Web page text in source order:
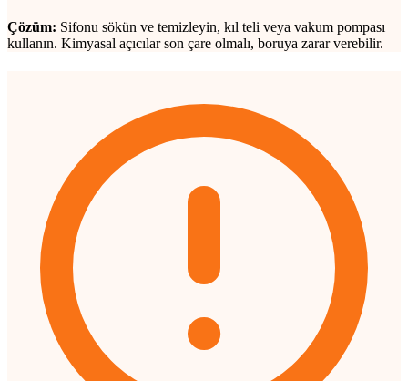
Çözüm: Sifonu sökün ve temizleyin, kıl teli veya vakum pompası
kullanın. Kimyasal açıcılar son çare olmalı, boruya zarar verebilir.